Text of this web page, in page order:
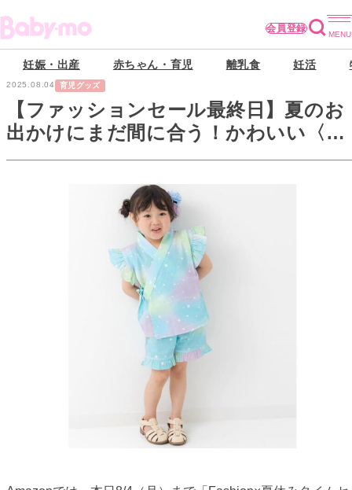
会員登録
妊娠・出産 赤ちゃん・育児 離乳食 妊活
2025.08.04 育児グッズ
【ファッションセール最終日】夏のお
出かけにまだ間に合う！かわいい〈子
ども甚平〉をAmazonでお安くゲット